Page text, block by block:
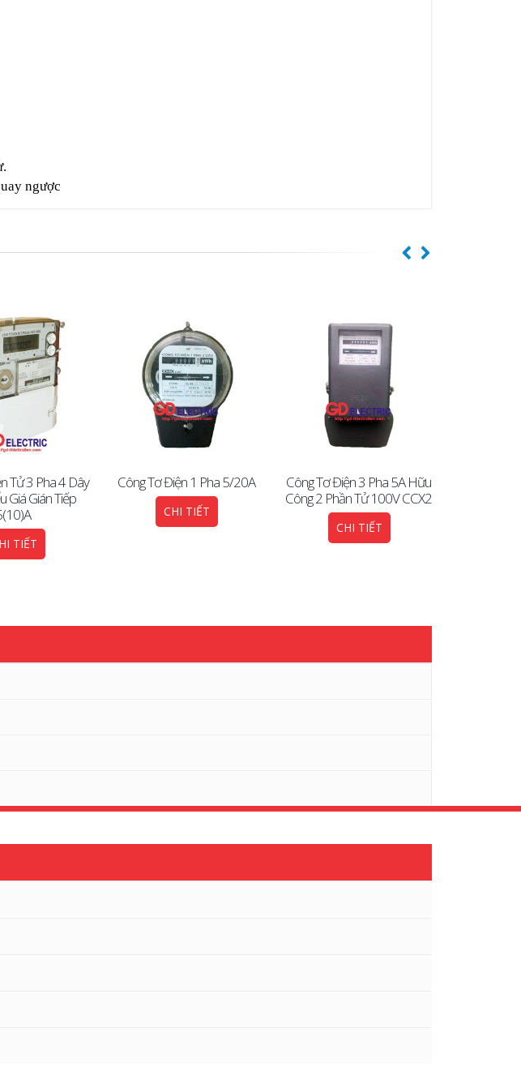
ngược
Tử 3 Pha 4 Dây
Giá Gián Tiếp
TIẾT
Công Tơ Điện 1 Pha 5/20A
CHI TIẾT
Công Tơ Điện 3 Pha 5A Hữu
Công 2 Phần Tử 100V CCX2
CHI TIẾT